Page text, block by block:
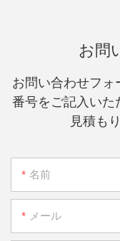
お問
お問い合わせフ
番号をご記入いた
見積も
名前
メール